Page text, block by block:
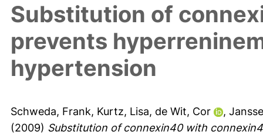
Substitution of
prevents
hypertension
Schweda, Frank, Kurtz, Lisa, de Wit, Cor ,
(2009) Substitution of connexin40 with